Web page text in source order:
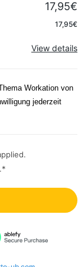
17,95€
17,95€
View details
Workation von
jederzeit
*